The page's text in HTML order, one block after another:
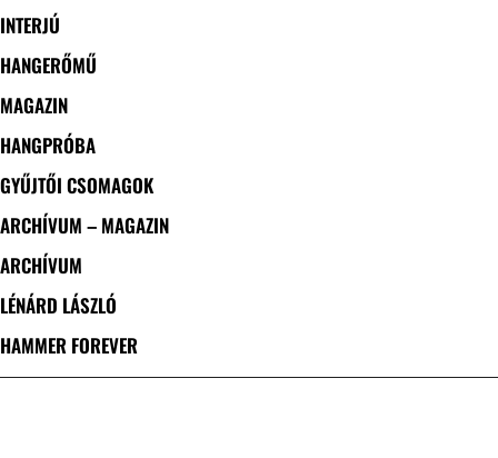
INTERJÚ
HANGERŐMŰ
MAGAZIN
HANGPRÓBA
GYŰJTŐI CSOMAGOK
ARCHÍVUM – MAGAZIN
ARCHÍVUM
LÉNÁRD LÁSZLÓ
HAMMER FOREVER